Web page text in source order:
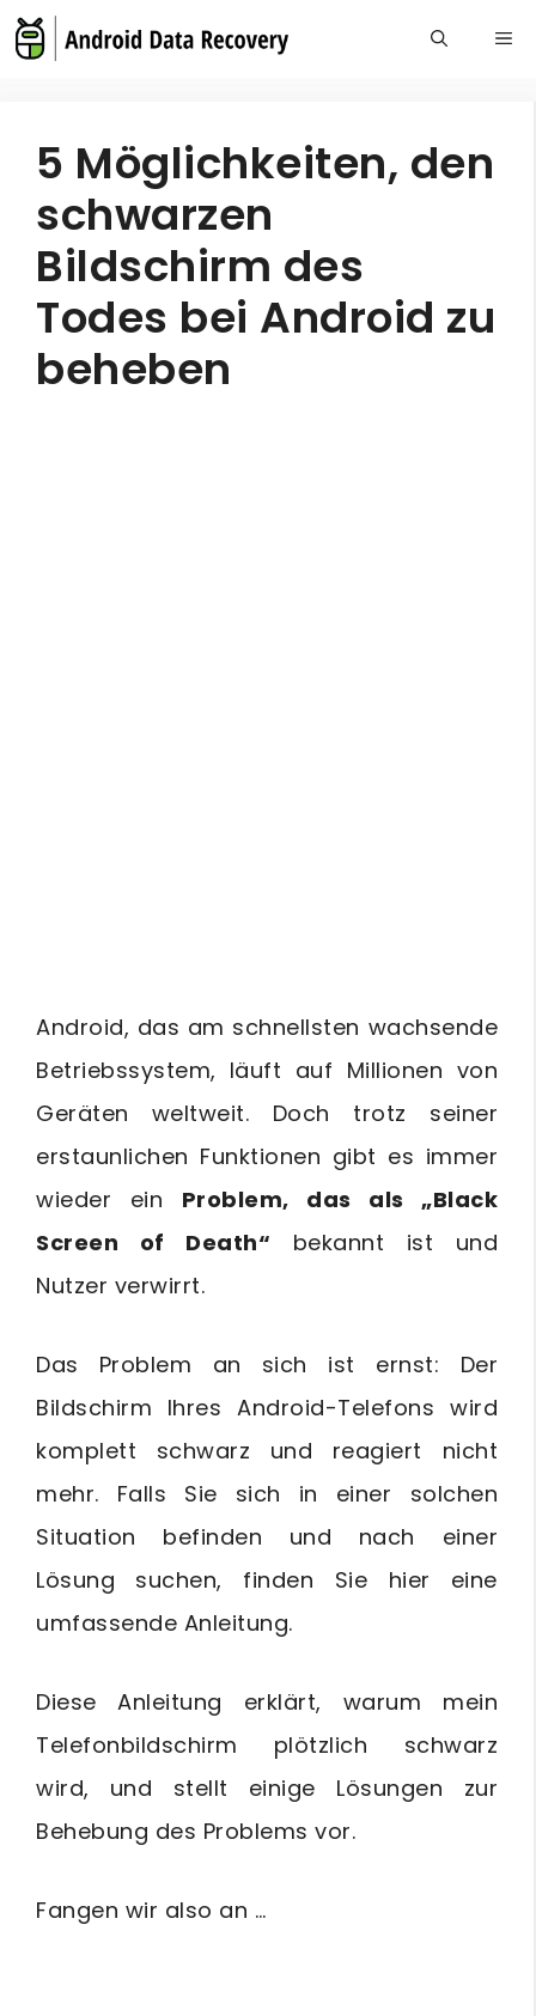
Skip
to
5 Möglichkeiten, den
schwarzen
Bildschirm des
Todes bei Android zu
beheben
Android, das am schnellsten wachsende
Betriebssystem, läuft auf Millionen von
Geräten weltweit. Doch trotz seiner
erstaunlichen Funktionen gibt es immer
wieder ein Problem, das als „Black
Screen of Death“ bekannt ist und
Nutzer verwirrt.
Das Problem an sich ist ernst: Der
Bildschirm Ihres Android-Telefons wird
komplett schwarz und reagiert nicht
mehr. Falls Sie sich in einer solchen
Situation befinden und nach einer
Lösung suchen, finden Sie hier eine
umfassende Anleitung.
Diese Anleitung erklärt, warum mein
Telefonbildschirm plötzlich schwarz
wird, und stellt einige Lösungen zur
Behebung des Problems vor.
Fangen wir also an …